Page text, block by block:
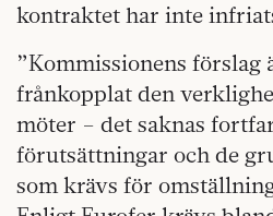
kontraktet har inte
”Kommissionens förslag
frånkopplat den
möter – det saknas
förutsättningar och de
som krävs för